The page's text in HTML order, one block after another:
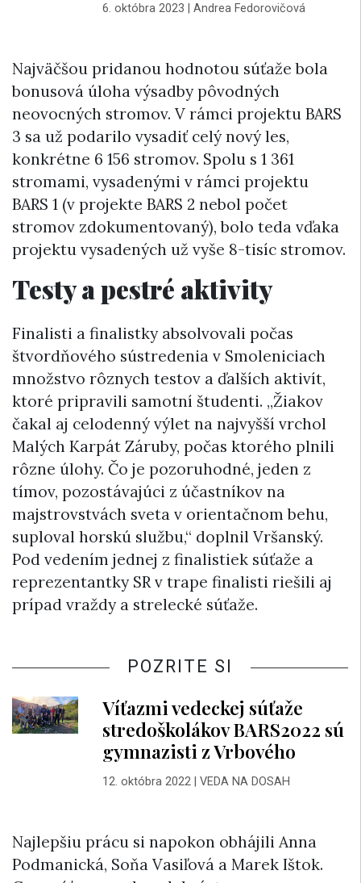
6. októbra 2023 Andrea Fedorovičová
Najväčšou pridanou hodnotou súťaže bola
bonusová úloha výsadby pôvodných
neovocných stromov. V rámci projektu BARS
3 sa už podarilo vysadiť celý nový les,
konkrétne 6 156 stromov. Spolu s 1 361
stromami, vysadenými v rámci projektu
BARS 1 (v projekte BARS 2 nebol počet
stromov zdokumentovaný), bolo teda vďaka
projektu vysadených už vyše 8-tisíc stromov.
Testy a pestré aktivity
Finalisti a finalistky absolvovali počas
štvordňového sústredenia v Smoleniciach
množstvo rôznych testov a ďalších aktivít,
ktoré pripravili samotní študenti. „Žiakov
čakal aj celodenný výlet na najvyšší vrchol
Malých Karpát Záruby, počas ktorého plnili
rôzne úlohy. Čo je pozoruhodné, jeden z
tímov, pozostávajúci z účastníkov na
majstrovstvách sveta v orientačnom behu,
suploval horskú službu,“ doplnil Vršanský.
Pod vedením jednej z finalistiek súťaže a
reprezentantky SR v trape finalisti riešili aj
prípad vraždy a strelecké súťaže.
POZRITE SI
Víťazmi vedeckej súťaže
stredoškolákov BARS2022 sú
gymnazisti z Vrbového
12. októbra 2022| VEDA NA DOSAH
Najlepšiu prácu si napokon obhájili Anna
Podmanická, Soňa Vasiľová a Marek Ištok.